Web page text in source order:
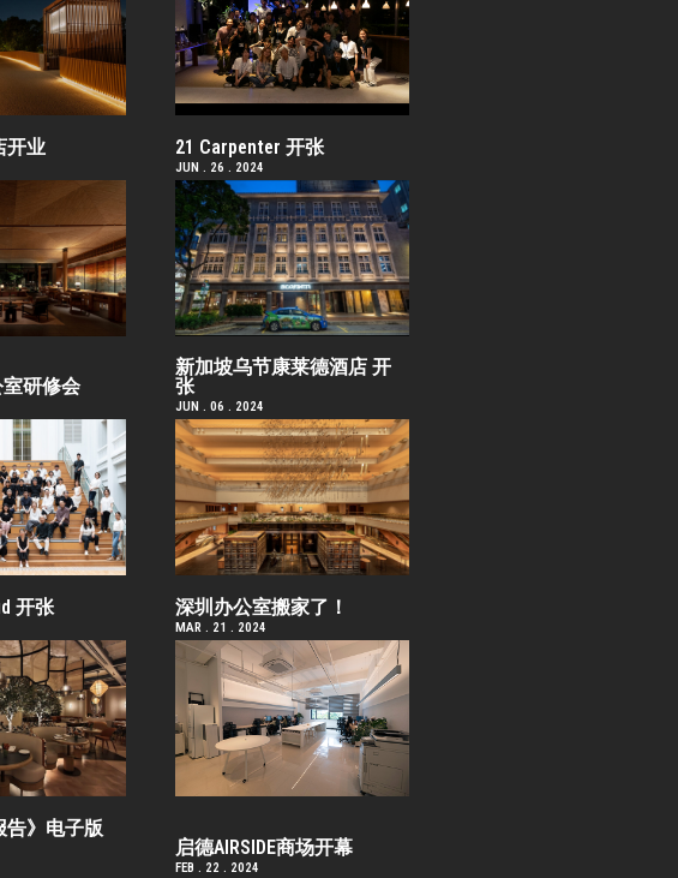
开业 21 Carpenter 开张
JUN . 26 . 2024
室研修会
新加坡乌节康莱德酒店 开
张
JUN . 06 . 2024
开张 深圳办公室搬家了！
MAR . 21 . 2024
告》电子版
启德AIRSIDE商场开幕
FEB . 22 . 2024